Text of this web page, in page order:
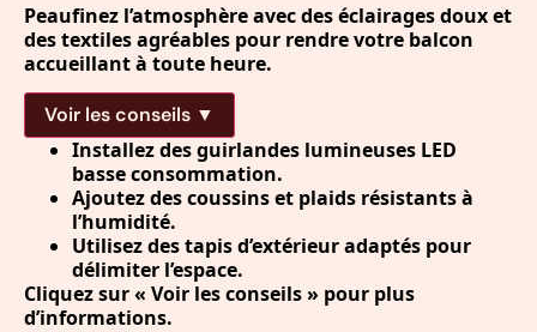
Peaufinez l’atmosphère avec des éclairages doux et
des textiles agréables pour rendre votre balcon
accueillant à toute heure.
Voir les conseils ▼
Installez des guirlandes lumineuses LED
basse consommation.
Ajoutez des coussins et plaids résistants à
l’humidité.
Utilisez des tapis d’extérieur adaptés pour
délimiter l’espace.
Cliquez sur « Voir les conseils » pour plus
d’informations.